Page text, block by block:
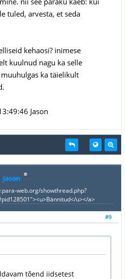
tuled, arvesta, et seda
kehaosi? inimese
kuulnud nagu ka selle
ka täielikult
Jason
Jason
web.org/showthread.php?
u></a>
#9
tõend iidsetest